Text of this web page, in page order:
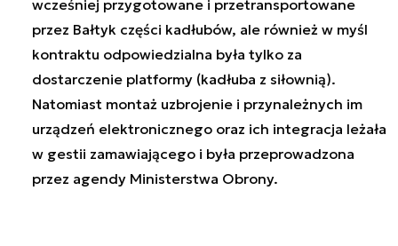
wcześniej przygotowane i przetransportowane
przez Bałtyk części kadłubów, ale również w myśl
kontraktu odpowiedzialna była tylko za
dostarczenie platformy (kadłuba z siłownią).
Natomiast montaż uzbrojenie i przynależnych im
urządzeń elektronicznego oraz ich integracja leżała
w gestii zamawiającego i była przeprowadzona
przez agendy Ministerstwa Obrony.